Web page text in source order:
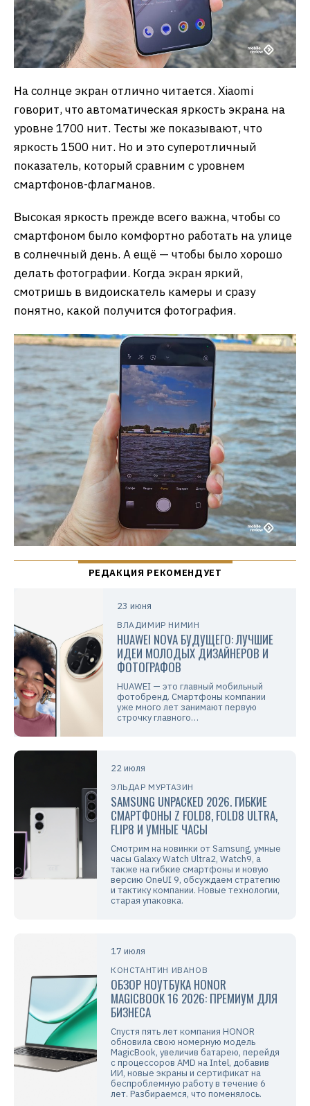
На солнце экран отлично читается. Xiaomi
говорит, что автоматическая яркость экрана на
уровне 1700 нит. Тесты же показывают, что
яркость 1500 нит. Но и это суперотличный
показатель, который сравним с уровнем
смартфонов-флагманов.
Высокая яркость прежде всего важна, чтобы со
смартфоном было комфортно работать на улице
в солнечный день. А ещё — чтобы было хорошо
делать фотографии. Когда экран яркий,
смотришь в видоискатель камеры и сразу
понятно, какой получится фотография.
23 июня
ВЛАДИМИР НИМИН
HUAWEI NOVA БУДУЩЕГО: ЛУЧШИЕ
ИДЕИ МОЛОДЫХ ДИЗАЙНЕРОВ И
ФОТОГРАФОВ
HUAWEI — это главный мобильный
фотобренд. Смартфоны компании
уже много лет занимают первую
строчку главного…
22 июля
ЭЛЬДАР МУРТАЗИН
SAMSUNG UNPACKED 2026. ГИБКИЕ
СМАРТФОНЫ Z FOLD8, FOLD8 ULTRA,
FLIP8 И УМНЫЕ ЧАСЫ
Смотрим на новинки от Samsung, умные
часы Galaxy Watch Ultra2, Watch9, а
также на гибкие смартфоны и новую
версию OneUI 9, обсуждаем стратегию
и тактику компании. Новые технологии,
старая упаковка.
17 июля
КОНСТАНТИН ИВАНОВ
ОБЗОР НОУТБУКА HONOR
MAGICBOOK 16 2026: ПРЕМИУМ ДЛЯ
БИЗНЕСА
Спустя пять лет компания HONOR
обновила свою номерную модель
MagicBook, увеличив батарею, перейдя
с процессоров AMD на Intel, добавив
ИИ, новые экраны и сертификат на
беспроблемную работу в течение 6
лет. Разбираемся, что поменялось.